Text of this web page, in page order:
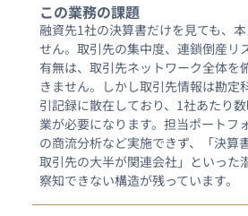
この業務の課題
融資先1社の決算書だけを見ても、
せん。取引先の集中度、連鎖倒産リ
有無は、取引先ネットワーク全体を
きません。しかし取引先情報は勘定
引記録に散在しており、1社あたり
業が必要になります。担当ポートフ
の商流分析など実施できず、「決算
取引先の大半が関連会社」といった
察知できない構造が残っています。